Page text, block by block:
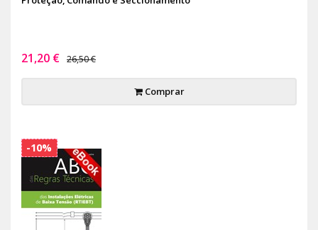
21,20 € 26,50 €
Comprar
-10%